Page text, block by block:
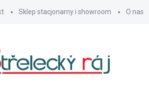
Sklep stacjonarny i showroom O nas